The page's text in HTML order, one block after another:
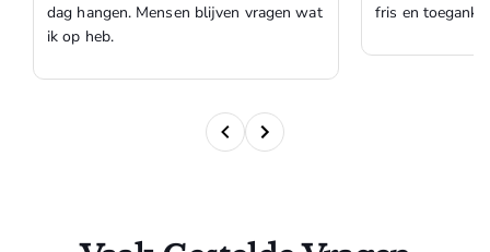
dag hangen. Mensen blijven vragen wat
ik op heb.
fris en